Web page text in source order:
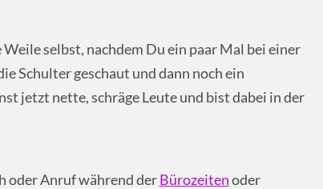
selbst, nachdem Du ein paar Mal bei einer
Schulter geschaut und dann noch ein
jetzt nette, schräge Leute und bist dabei in der
oder Anruf während derBürozeitenoder